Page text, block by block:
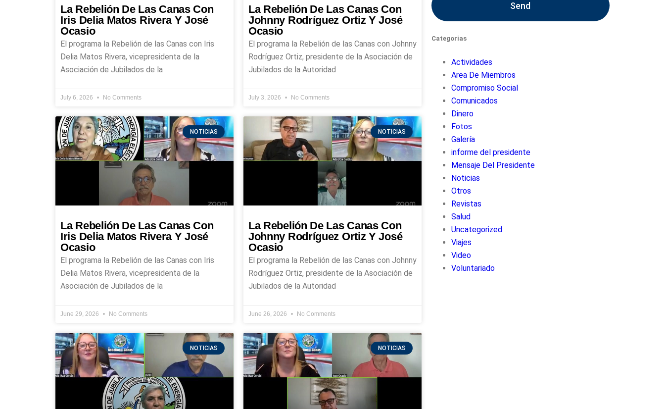
La Rebelión De Las Canas Con
Iris Delia Matos Rivera Y José
Ocasio
El programa la Rebelión de las Canas con Iris
Delia Matos Rivera, vicepresidenta de la
Asociación de Jubilados de la
July 6, 2026 No Comments
La Rebelión De Las Canas Con
Johnny Rodríguez Ortiz Y José
Ocasio
El programa la Rebelión de las Canas con Johnny
Rodríguez Ortiz, presidente de la Asociación de
Jubilados de la Autoridad
July 3, 2026 No Comments
NOTICIAS
La Rebelión De Las Canas Con
Iris Delia Matos Rivera Y José
Ocasio
El programa la Rebelión de las Canas con Iris
Delia Matos Rivera, vicepresidenta de la
Asociación de Jubilados de la
June 29, 2026 No Comments
NOTICIAS
La Rebelión De Las Canas Con
Johnny Rodríguez Ortiz Y José
Ocasio
El programa la Rebelión de las Canas con Johnny
Rodríguez Ortiz, presidente de la Asociación de
Jubilados de la Autoridad
June 26, 2026 No Comments
NOTICIAS NOTICIAS
Send
Categorias
Actividades
Area De Miembros
Compromiso Social
Comunicados
Dinero
Fotos
Galería
informe del presidente
Mensaje Del Presidente
Noticias
Otros
Revistas
Salud
Uncategorized
Viajes
Video
Voluntariado